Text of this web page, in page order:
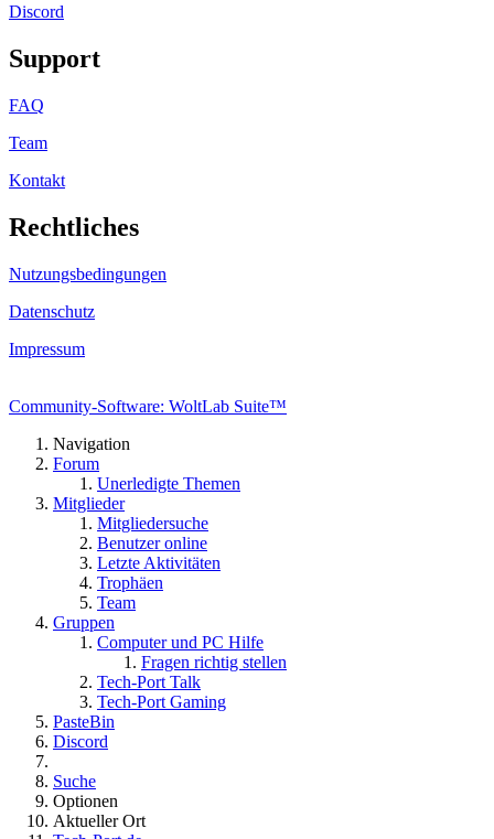
Discord
Support
FAQ
Team
Kontakt
Rechtliches
Nutzungsbedingungen
Datenschutz
Impressum
Community-Software: WoltLab Suite™
Navigation
Forum
Unerledigte Themen
Mitglieder
Mitgliedersuche
Benutzer online
Letzte Aktivitäten
Trophäen
Team
Gruppen
Computer und PC Hilfe
Fragen richtig stellen
Tech-Port Talk
Tech-Port Gaming
PasteBin
Discord
Suche
Optionen
Aktueller Ort